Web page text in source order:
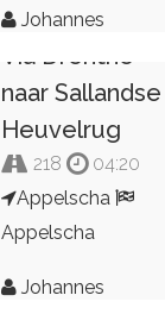
Johannes
Via Drenthe
naar Sallandse
Heuvelrug
218
04:20
Appelscha
Appelscha
Johannes